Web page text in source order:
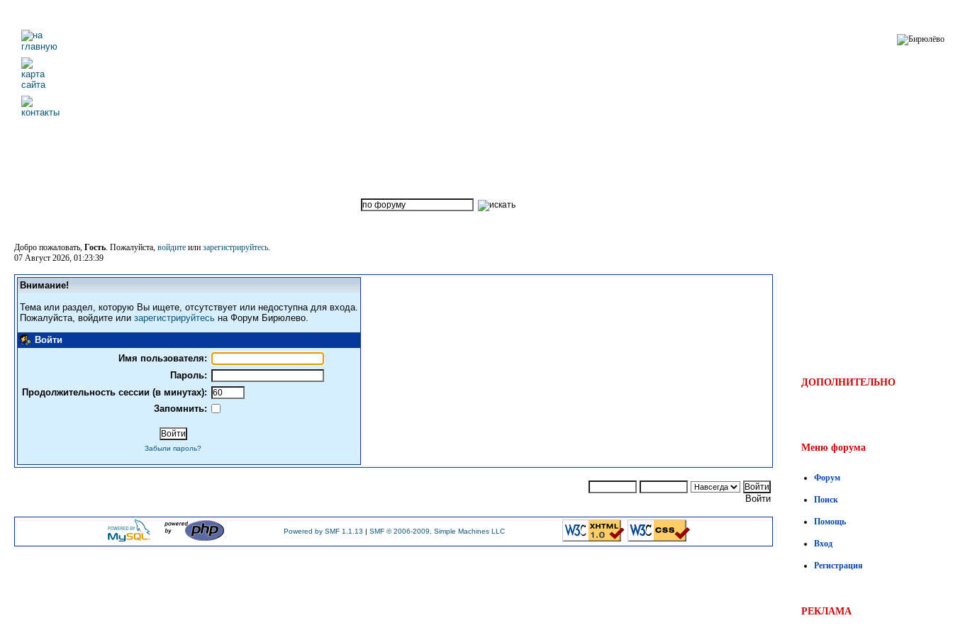
Добро пожаловать, Гость. Пожалуйста, войдите или зарегистрируйтесь.
07 Август 2026, 01:23:39
Внимание!
Тема или раздел, которую Вы ищете, отсутствует или недоступна для входа.
Пожалуйста, войдите или зарегистрируйтесь на Форум Бирюлево.
Войти
Имя пользователя:
Пароль:
Продолжительность сессии (в минутах):
Запомнить:
Забыли пароль?
Войти
Powered by SMF 1.1.13 | SMF © 2006-2009, Simple Machines LLC
ДОПОЛНИТЕЛЬНО
Меню форума
Форум
Поиск
Помощь
Вход
Регистрация
РЕКЛАМА